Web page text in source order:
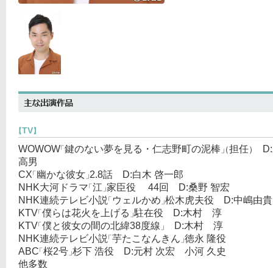
【TV】
WOWOW「鍵のない夢を見る・仁志野町の泥棒 」
（担任） D:
高男
CX「幽かな彼女 」2.8話 D:白木 啓一郎
NHK大河ドラマ「江 」
家臣役 44回 D:桑野 智宏
NHK連続テレビ小説「 ウェルかめ 」
松木虎夫役 D:中嶋由貴
KTV「僕らは花火を上げる 」
駐在役 D:木村 淳
KTV「僕と彼女の間の北緯38度線 」 D:木村 淳
NHK連続テレビ小説「芋たこなんきん 」
徳永 隆役
ABC「桜2号 」
杉下 浩役 D:元村 次宏 小河 久史
他多数